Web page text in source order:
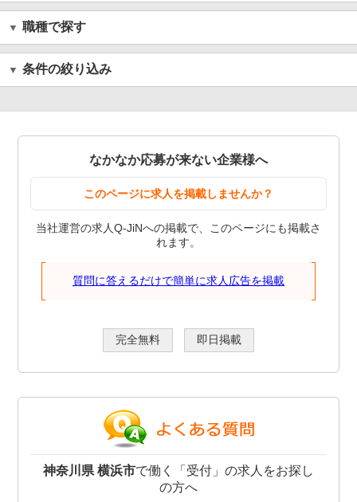
職種で探す
条件の絞り込み
なかなか応募が来ない企業様へ
このページに求人を掲載しませんか？
当社運営の求人Q-JiNへの掲載で、このページにも掲載さ
れます。
質問に答えるだけで簡単に求人広告を掲載
完全無料 即日掲載
神奈川県 横浜市で働く「受付」の求人をお探し
の方へ